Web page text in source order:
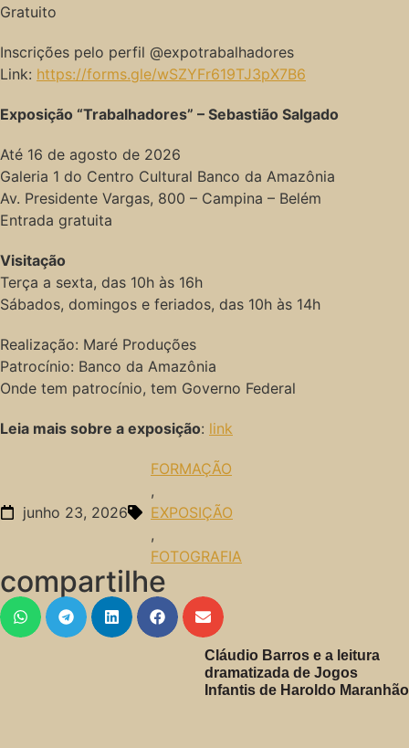
Gratuito
Inscrições pelo perfil @expotrabalhadores
Link: https://forms.gle/wSZYFr619TJ3pX7B6
Exposição “Trabalhadores” – Sebastião Salgado
Até 16 de agosto de 2026
Galeria 1 do Centro Cultural Banco da Amazônia
Av. Presidente Vargas, 800 – Campina – Belém
Entrada gratuita
Visitação
Terça a sexta, das 10h às 16h
Sábados, domingos e feriados, das 10h às 14h
Realização: Maré Produções
Patrocínio: Banco da Amazônia
Onde tem patrocínio, tem Governo Federal
Leia mais sobre a exposição: link
junho 23, 2026
FORMAÇÃO
,
EXPOSIÇÃO
,
FOTOGRAFIA
compartilhe
Cláudio Barros e a leitura
dramatizada de Jogos
Infantis de Haroldo Maranhão